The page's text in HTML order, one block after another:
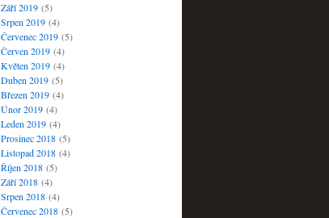
Září 2019(5)
Srpen 2019(4)
Červenec 2019(5)
Červen 2019(4)
Květen 2019(4)
Duben 2019(5)
Březen 2019(4)
Únor 2019(4)
Leden 2019(4)
Prosinec 2018(5)
Listopad 2018(4)
Říjen 2018(5)
Září 2018(4)
Srpen 2018(4)
Červenec 2018(5)